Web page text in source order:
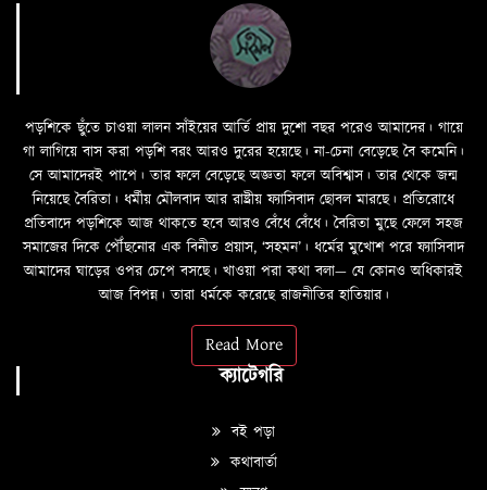
পড়শিকে ছুঁতে চাওয়া লালন সাঁইয়ের আর্তি প্রায় দুশো বছর পরেও আমাদের। গায়ে
গা লাগিয়ে বাস করা পড়শি বরং আরও দুরের হয়েছে। না-চেনা বেড়েছে বৈ কমেনি।
সে আমাদেরই পাপে। তার ফলে বেড়েছে অজ্ঞতা ফলে অবিশ্বাস। তার থেকে জন্ম
নিয়েছে বৈরিতা। ধর্মীয় মৌলবাদ আর রাষ্ট্রীয় ফ্যাসিবাদ ছোবল মারছে। প্রতিরোধে
প্রতিবাদে পড়শিকে আজ থাকতে হবে আরও বেঁধে বেঁধে। বৈরিতা মুছে ফেলে সহজ
সমাজের দিকে পৌঁছনোর এক বিনীত প্রয়াস, ‘সহমন’। ধর্মের মুখোশ পরে ফ্যাসিবাদ
আমাদের ঘাড়ের ওপর চেপে বসছে। খাওয়া পরা কথা বলা—­­ যে কোনও অধিকারই
আজ বিপন্ন। তারা ধর্মকে করেছে রাজনীতির হাতিয়ার।
Read More
ক্যাটেগরি
বই পড়া
কথাবার্তা